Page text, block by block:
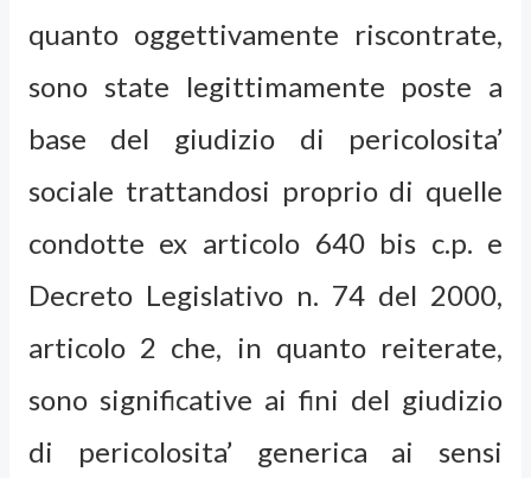
quanto oggettivamente riscontrate,
sono state legittimamente poste a
base del giudizio di pericolosita’
sociale trattandosi proprio di quelle
condotte ex articolo 640 bis c.p. e
Decreto Legislativo n. 74 del 2000,
articolo 2 che, in quanto reiterate,
sono significative ai fini del giudizio
di pericolosita’ generica ai sensi